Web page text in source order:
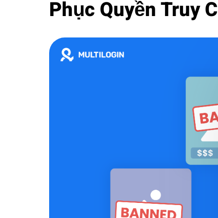
Phục Quyền Truy